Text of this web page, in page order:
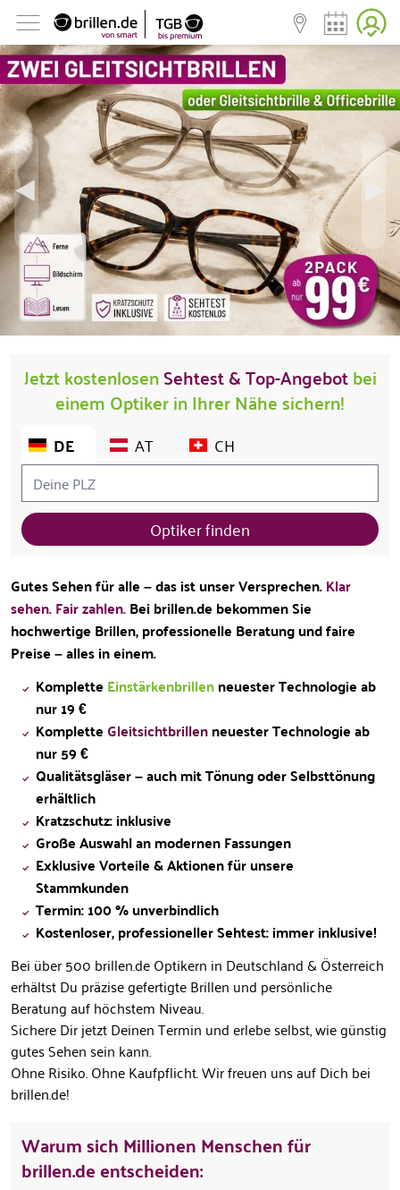
Jetzt kostenlosenSehtest & Top-Angebotbei
einem Optiker in Ihrer Nähe sichern!
DE AT CH
Optiker finden
Gutes Sehen für alle – das ist unser Versprechen.Klar
sehen. Fair zahlen.Bei brillen.de bekommen Sie
hochwertige Brillen, professionelle Beratung und faire
Preise – alles in einem.
KompletteEinstärkenbrillenneuester Technologie ab
nur 19 €
KompletteGleitsichtbrillenneuester Technologie ab
nur 59 €
Qualitätsgläser – auch mit Tönung oder Selbsttönung
erhältlich
Kratzschutz: inklusive
Große Auswahl an modernen Fassungen
Exklusive Vorteile & Aktionen für unsere
Stammkunden
Termin: 100 % unverbindlich
Kostenloser, professioneller Sehtest: immer inklusive!
Bei über 500 brillen.de Optikern in Deutschland & Österreich
erhältst Du präzise gefertigte Brillen und persönliche
Beratung auf höchstem Niveau.
Sichere Dir jetzt Deinen Termin und erlebe selbst, wie günstig
gutes Sehen sein kann.
Ohne Risiko. Ohne Kaufpflicht. Wir freuen uns auf Dich bei
brillen.de!
Warum sich Millionen Menschen für
brillen.de entscheiden: